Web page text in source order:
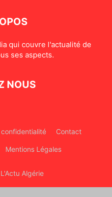
qui couvre l'actualité de
ses aspects.
NOUS
Contact
Mentions Légales
Algérie